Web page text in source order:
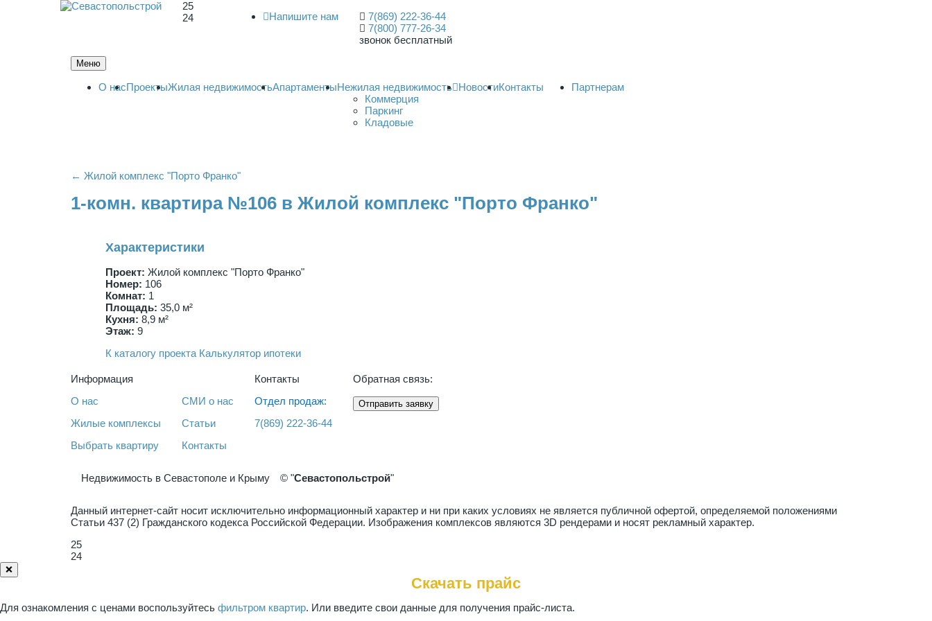
25
24
Напишите нам
7(869) 222-36-44
7(800) 777-26-34
звонок бесплатный
Меню
О насПроектыЖилая недвижимостьАпартаментыНежилая недвижимость
Коммерция
Паркинг
Кладовые
НовостиКонтакты Партнерам
← Жилой комплекс "Порто Франко"
1-комн. квартира №106 в Жилой комплекс "Порто Франко"
Характеристики
Проект: Жилой комплекс "Порто Франко"
Номер: 106
Комнат: 1
Площадь: 35,0 м²
Кухня: 8,9 м²
Этаж: 9
К каталогу проекта Калькулятор ипотеки
Информация
О нас
Жилые комплексы
Выбрать квартиру
СМИ о нас
Статьи
Контакты
Контакты
Отдел продаж:
7(869) 222-36-44
Обратная связь:
Отправить заявку
© "Севастопольстрой"
Недвижимость в Севастополе и Крыму
Данный интернет-сайт носит исключительно информационный характер и ни при каких условиях не является публичной офертой, определяемой положениями
Статьи 437 (2) Гражданского кодекса Российской Федерации. Изображения комплексов являются 3D рендерами и носят рекламный характер.
25
24
❌
Скачать прайс
Для ознакомления с ценами воспользуйтесь фильтром квартир. Или введите свои данные для получения прайс-листа.